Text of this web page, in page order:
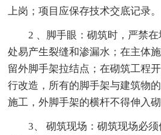
上岗；项目应保存技术交底记录。
2 、脚手眼：砌筑时，严禁在
处易产生裂缝和渗漏水；在主体
留外脚手架拉结点；在砌筑工程
行改造，所有的脚手架与建筑物
施工，外脚手架的横杆不得伸入砌
3、 砌筑现场：砌筑现场必须